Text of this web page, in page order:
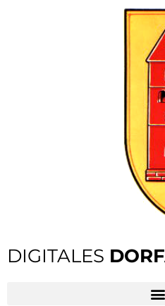
DIGITALES